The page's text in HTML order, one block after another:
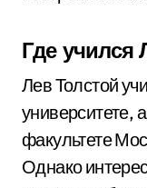
Где учился
Лев Толстой
университете,
факультете
Однако